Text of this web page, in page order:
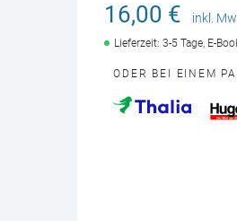
16,00 € inkl.
Lieferzeit: 3-5 Tage, E-
ODER BEI EINEM